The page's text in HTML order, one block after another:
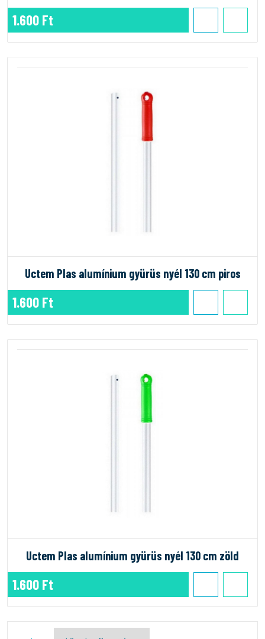
1.600 Ft
Uctem Plas alumínium gyürüs nyél 130 cm piros
1.600 Ft
Uctem Plas alumínium gyürüs nyél 130 cm zöld
1.600 Ft